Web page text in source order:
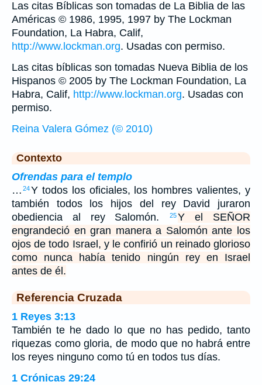
Las citas Bíblicas son tomadas de La Biblia de las
Américas © 1986, 1995, 1997 by The Lockman
Foundation, La Habra, Calif,
http://www.lockman.org. Usadas con permiso.
Las citas bíblicas son tomadas Nueva Biblia de los
Hispanos © 2005 by The Lockman Foundation, La
Habra, Calif, http://www.lockman.org. Usadas con
permiso.
Reina Valera Gómez (© 2010)
Contexto
Ofrendas para el templo
… 24Y todos los oficiales, los hombres valientes, y
también todos los hijos del rey David juraron
obediencia al rey Salomón.
25Y el SEÑOR
engrandeció en gran manera a Salomón ante los
ojos de todo Israel, y le confirió un reinado glorioso
como nunca había tenido ningún rey en Israel
antes de él.
Referencia Cruzada
1 Reyes 3:13
También te he dado lo que no has pedido, tanto
riquezas como gloria, de modo que no habrá entre
los reyes ninguno como tú en todos tus días.
1 Crónicas 29:24